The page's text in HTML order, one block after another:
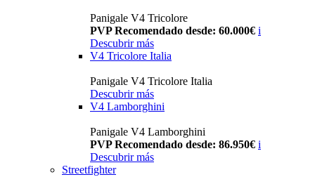
Panigale V4 Tricolore
PVP Recomendado desde: 60.000€ i
Descubrir más
V4 Tricolore Italia
Panigale V4 Tricolore Italia
Descubrir más
V4 Lamborghini
Panigale V4 Lamborghini
PVP Recomendado desde: 86.950€ i
Descubrir más
Streetfighter